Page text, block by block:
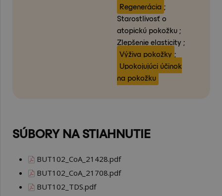
Regenerácia ;
Starostlivosť o
atopickú pokožku ;
Zlepšenie elasticity ;
Výživa pokožky ;
Upokojujúci účinok
na pokožku
SÚBORY NA STIAHNUTIE
BUT102_CoA_21428.pdf
BUT102_CoA_21708.pdf
BUT102_TDS.pdf